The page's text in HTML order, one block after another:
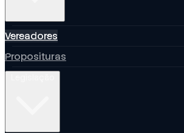
Vereadores
Proposituras